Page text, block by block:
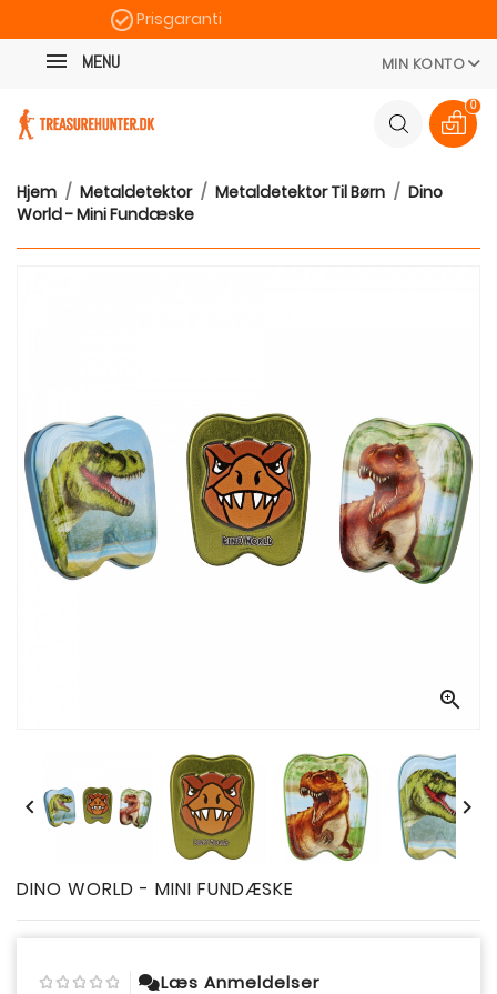
Prisgaranti
MENU MIN KONTO
0
Hjem Metaldetektor Metaldetektor Til Børn
Dino
World - Mini Fundæske

 
DINO WORLD - MINI FUNDÆSKE
Læs Anmeldelser